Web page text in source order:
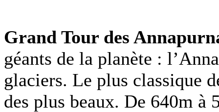
Grand Tour des
géants de la planète :
glaciers. Le plus classique
des plus beaux. De 640m à